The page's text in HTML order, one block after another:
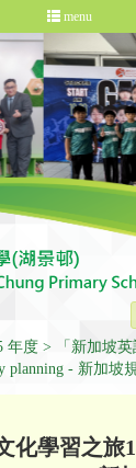
menu
年度
「新加坡
planning - 新加坡
化學習之旅